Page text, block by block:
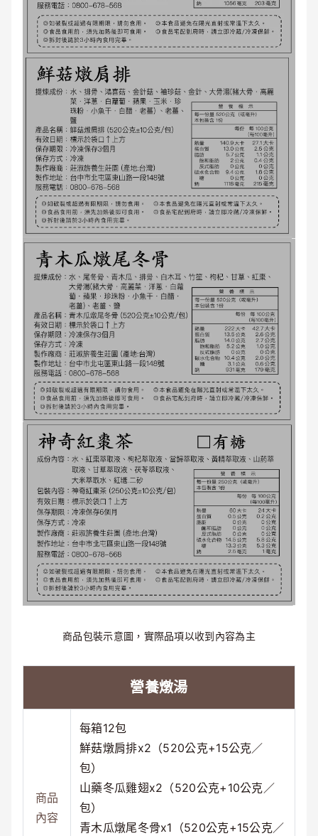
商品包裝示意圖，實際品項以收到內容為主
營養燉湯
商品
內容
每箱12包
鮮菇燉肩排x2（520公克+15公克／
包）
山藥冬瓜雞翅x2（520公克+10公克／
包）
青木瓜燉尾冬骨x1（520公克+15公克／